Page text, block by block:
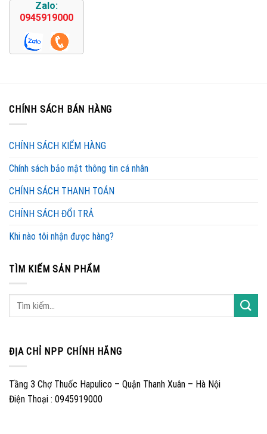
Zalo:
0945919000
CHÍNH SÁCH BÁN HÀNG
CHÍNH SÁCH KIỂM HÀNG
Chính sách bảo mật thông tin cá nhân
CHÍNH SÁCH THANH TOÁN
CHÍNH SÁCH ĐỔI TRẢ
Khi nào tôi nhận được hàng?
TÌM KIẾM SẢN PHẨM
ĐỊA CHỈ NPP CHÍNH HÃNG
Tầng 3 Chợ Thuốc Hapulico – Quận Thanh Xuân – Hà Nội
Điện Thoại : 0945919000